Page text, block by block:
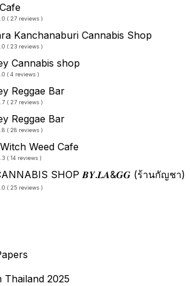
( 27 reviews )
Kanchanaburi Cannabis Shop
( 23 reviews )
Cannabis shop
( 4 reviews )
Reggae Bar
( 27 reviews )
Reggae Bar
( 28 reviews )
Weed Cafe
( 14 reviews )
SHOP 𝑩𝒀.𝑳𝑨&𝑮𝑮 (ร้านกัญชา)
( 25 reviews )
Thailand 2025